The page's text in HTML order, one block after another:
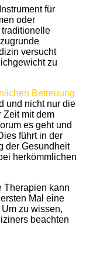
für
oder
traditionelle
versucht
zu
Betreuung
und nicht nur die
Zeit mit dem
es geht und
führt in der
der Gesundheit
herkömmlichen
Therapien kann
Mal eine
zu wissen,
beachten